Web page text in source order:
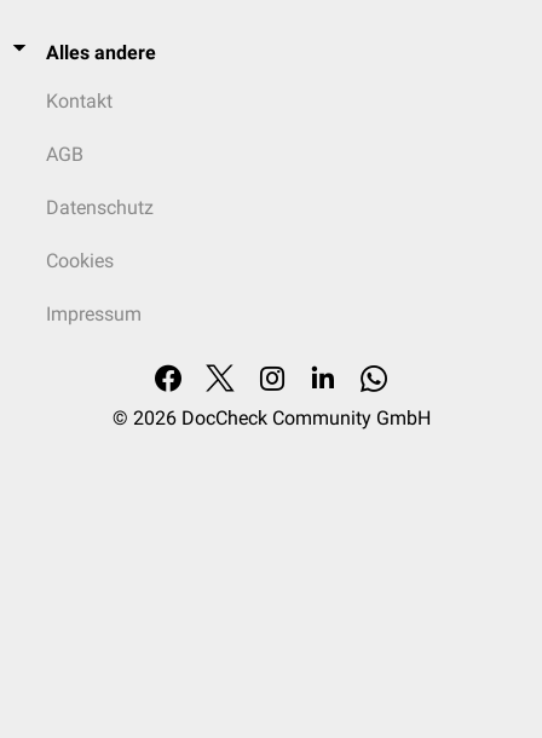
Alles andere
Kontakt
AGB
Datenschutz
Cookies
Impressum
© 2026 DocCheck Community GmbH